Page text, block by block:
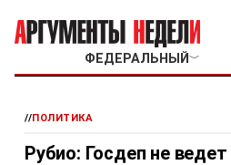
ФЕДЕРАЛЬНЫЙ ﹀
//ПОЛИТИКА
Рубио: Госдеп не